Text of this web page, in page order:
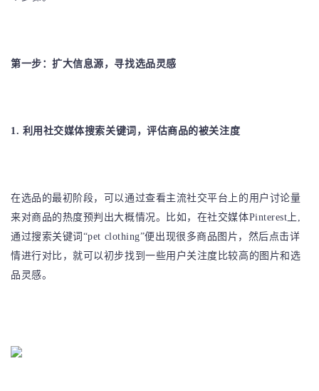
第一步：扩大信息源，寻找选品灵感
1. 利用社交媒体搜索关键词，评估商品的被关注度
在选品的最初阶段，可以通过查看主流社交平台上的用户讨论量
来对商品的热度预判出大概情况。比如，在社交媒体Pinterest上,
通过搜索关键词“pet clothing”便出现很多商品图片，然后点击详
情进行对比，就可以初步找到一些用户关注度比较高的图片和选
品灵感。